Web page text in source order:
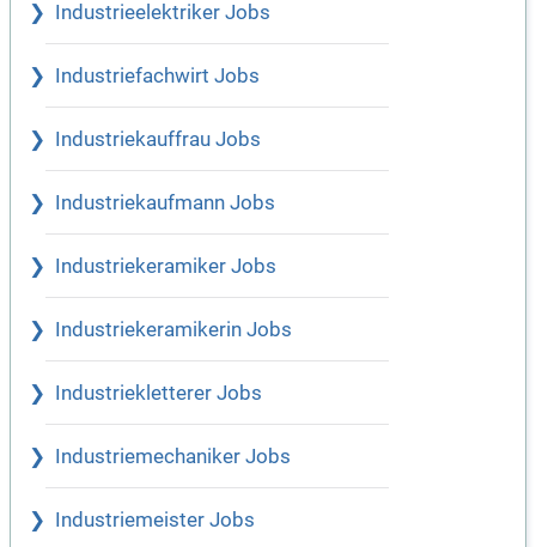
Industrieelektriker Jobs
Industriefachwirt Jobs
Industriekauffrau Jobs
Industriekaufmann Jobs
Industriekeramiker Jobs
Industriekeramikerin Jobs
Industriekletterer Jobs
Industriemechaniker Jobs
Industriemeister Jobs